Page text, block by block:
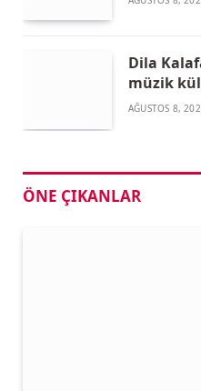
Dila
müzik
AĞUSTOS 8,
ÖNE ÇIKANLAR